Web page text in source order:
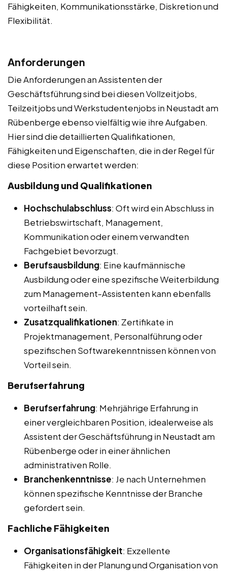
Fähigkeiten, Kommunikationsstärke, Diskretion und
Flexibilität.
Anforderungen
Die Anforderungen an Assistenten der
Geschäftsführung sind bei diesen Vollzeitjobs,
Teilzeitjobs und Werkstudentenjobs in Neustadt am
Rübenberge ebenso vielfältig wie ihre Aufgaben.
Hier sind die detaillierten Qualifikationen,
Fähigkeiten und Eigenschaften, die in der Regel für
diese Position erwartet werden:
Ausbildung und Qualifikationen
Hochschulabschluss: Oft wird ein Abschluss in
Betriebswirtschaft, Management,
Kommunikation oder einem verwandten
Fachgebiet bevorzugt.
Berufsausbildung: Eine kaufmännische
Ausbildung oder eine spezifische Weiterbildung
zum Management-Assistenten kann ebenfalls
vorteilhaft sein.
Zusatzqualifikationen: Zertifikate in
Projektmanagement, Personalführung oder
spezifischen Softwarekenntnissen können von
Vorteil sein.
Berufserfahrung
Berufserfahrung: Mehrjährige Erfahrung in
einer vergleichbaren Position, idealerweise als
Assistent der Geschäftsführung in Neustadt am
Rübenberge oder in einer ähnlichen
administrativen Rolle.
Branchenkenntnisse: Je nach Unternehmen
können spezifische Kenntnisse der Branche
gefordert sein.
Fachliche Fähigkeiten
Organisationsfähigkeit: Exzellente
Fähigkeiten in der Planung und Organisation von